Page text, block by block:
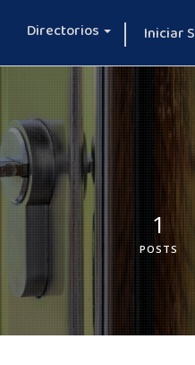
Iniciar
Directorios
1
POSTS